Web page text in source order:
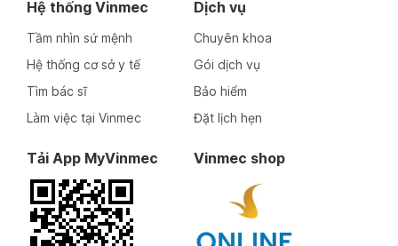
Hệ thống Vinmec
Tầm nhìn sứ mệnh
Hệ thống cơ sở y tế
Tìm bác sĩ
Làm việc tại Vinmec
Dịch vụ
Chuyên khoa
Gói dịch vụ
Bảo hiểm
Đặt lịch hẹn
Tải App MyVinmec Vinmec shop